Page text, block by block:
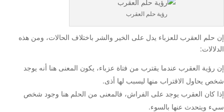
رؤية حلم العقرب
إن حلم العقرب للعزباء يدل على الخير والشر باختلاف الحالات، ومن هذه
الدلالات:
إن رؤية العقرب عندما يقترب من فتاة عزباء، يكون المعنى هنا أنه يوجد
شخص يحاول الاقتراب منها ليسبب لها أذى.
إذا كان العقرب يوجد على الفراش، فالمعنى من الحلم هنا وجود شخص
سيء ويتحدث عنها بالسوء.